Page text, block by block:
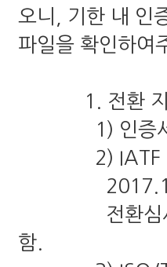
오니, 기한 내 인
파일을 확인하여
1. 전환 지
1) 인증서 전
2) IATF
2017.10.01
전환심사로
함.